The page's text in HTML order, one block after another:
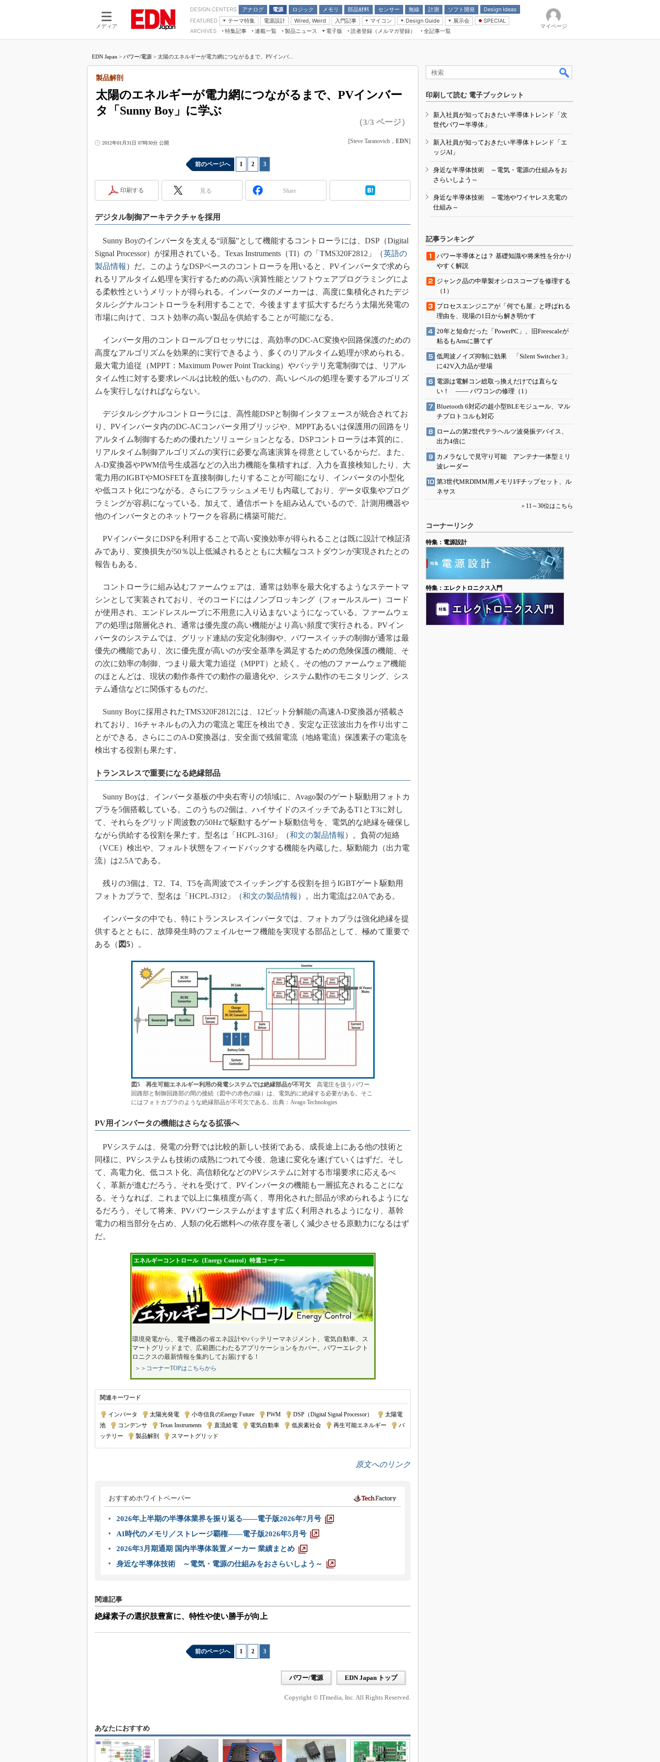
メディア
DESIGN CENTERS アナログ
電源
モーター
ロジック
LSI
メモリ
部品材料
受動部品
センサー 無線 計測 ソフト開発
Design Ideas
アナログ機能回路
計測とテスト
Wired, Weird
FEATURED
テーマ特集
エレクトロニクス入門
5G（EE Times Japan）
製品解剖（EE Times Japan）
電源設計 Wired, Weird
入門記事
モーター入門
マイコン
マイコン講座
Design Guide
計測機器
展示会
CEATEC
組込み/エッジコンピューティング展
人とくるま展
SPECIAL
Microchip情報
ARCHIVES 特集記事
連載一覧
マイクロプロセッサ懐古録
たった2つの式で始めるDC/DCコン
バーターの設計
DC-DCコンバーター活用講座
Q&Aで学ぶマイコン講座
高速シリアル伝送技術講座
記録計／データロガーの基礎知識
ズ編
座
Bluetooth mesh入門
「SPICEの仕組みとその活用設計」
最新記事一覧
計測器メーカーから見た5G
USB Type-Cの登場で評価試験はど
う変わる？
編】
IoT時代の無線規格を知る【Z-Wave
製品ニュース
電子版
電子ブックレット
読者登録（メルマガ登録） 全記事一覧
マイページ
EDN Japan > パワー/電源 > 太陽のエネルギーが電力網につながるまで、PVインバ...
太陽のエネルギーが電力網につながるまで、PVインバー
タ「Sunny Boy」に学ぶ
製品解剖
（3/3 ページ）
2012年01月31日 07時30分 公開 [Steve Taranovich， EDN]
前のページへ 1 2 3
印刷する 見る Share
デジタル制御アーキテクチャを採用
Sunny Boyのインバータを支える“頭脳”として機能するコントローラには、DSP（Digital
Signal Processor）が採用されている。Texas Instruments（TI）の「TMS320F2812」（英語の
製品情報 ）だ。このようなDSPベースのコントローラを用いると、PVインバータで求めら
れるリアルタイム処理を実行するための高い演算性能とソフトウェアプログラミングによ
る柔軟性というメリットが得られる。インバータのメーカーは、高度に集積化されたデジ
タルシグナルコントローラを利用することで、今後ますます拡大するだろう太陽光発電の
市場に向けて、コスト効率の高い製品を供給することが可能になる。
インバータ用のコントロールプロセッサには、高効率のDC-AC変換や回路保護のための
高度なアルゴリズムを効果的に実行できるよう、多くのリアルタイム処理が求められる。
最大電力追従（MPPT：Maximum Power Point Tracking）やバッテリ充電制御では、リアル
タイム性に対する要求レベルは比較的低いものの、高いレベルの処理を要するアルゴリズ
ムを実行しなければならない。
デジタルシグナルコントローラには、高性能DSPと制御インタフェースが統合されてお
り、PVインバータ内のDC-ACコンバータ用ブリッジや、MPPTあるいは保護用の回路をリ
アルタイム制御するための優れたソリューションとなる。DSPコントローラは本質的に、
リアルタイム制御アルゴリズムの実行に必要な高速演算を得意としているからだ。また、
A-D変換器やPWM信号生成器などの入出力機能を集積すれば、入力を直接検知したり、大
電力用のIGBTやMOSFETを直接制御したりすることが可能になり、インバータの小型化
や低コスト化につながる。さらにフラッシュメモリも内蔵しており、データ収集やプログ
ラミングが容易になっている。加えて、通信ポートを組み込んでいるので、計測用機器や
他のインバータとのネットワークを容易に構築可能だ。
PVインバータにDSPを利用することで高い変換効率が得られることは既に設計で検証済
みであり、変換損失が50％以上低減されるとともに大幅なコストダウンが実現されたとの
報告もある。
コントローラに組み込むファームウェアは、通常は効率を最大化するようなステートマ
シンとして実装されており、そのコードにはノンブロッキング（フォールスルー）コード
が使用され、エンドレスループに不用意に入り込まないようになっている。ファームウェ
アの処理は階層化され、通常は優先度の高い機能がより高い頻度で実行される。PVイン
バータのシステムでは、グリッド連結の安定化制御や、パワースイッチの制御が通常は最
優先の機能であり、次に優先度が高いのが安全基準を満足するための危険保護の機能、そ
の次に効率の制御、つまり最大電力追従（MPPT）と続く。その他のファームウェア機能
のほとんどは、現状の動作条件での動作の最適化や、システム動作のモニタリング、シス
テム通信などに関係するものだ。
Sunny Boyに採用されたTMS320F2812には、12ビット分解能の高速A-D変換器が搭載さ
れており、16チャネルもの入力の電流と電圧を検出でき、安定な正弦波出力を作り出すこ
とができる。さらにこのA-D変換器は、安全面で残留電流（地絡電流）保護素子の電流を
検出する役割も果たす。
トランスレスで重要になる絶縁部品
Sunny Boyは、インバータ基板の中央右寄りの領域に、Avago製のゲート駆動用フォトカ
プラを5個搭載している。このうちの2個は、ハイサイドのスイッチであるT1とT3に対し
て、それらをグリッド周波数の50Hzで駆動するゲート駆動信号を、電気的な絶縁を確保し
ながら供給する役割を果たす。型名は「HCPL-316J」（和文の製品情報 ）。負荷の短絡
（VCE）検出や、フォルト状態をフィードバックする機能を内蔵した。駆動能力（出力電
流）は2.5Aである。
残りの3個は、T2、T4、T5を高周波でスイッチングする役割を担うIGBTゲート駆動用
フォトカプラで、型名は「HCPL-J312」（和文の製品情報 ）。出力電流は2.0Aである。
インバータの中でも、特にトランスレスインバータでは、フォトカプラは強化絶縁を提
供するとともに、故障発生時のフェイルセーフ機能を実現する部品として、極めて重要で
ある（ 図5）。
図5 再生可能エネルギー利用の発電システムでは絶縁部品が不可欠 高電圧を扱うパワー
回路部と制御回路部の間の接続（図中の赤色の線）は、電気的に絶縁する必要がある。そこ
にはフォトカプラのような絶縁部品が不可欠である。出典：Avago Technologies
PV用インバータの機能はさらなる拡張へ
PVシステムは、発電の分野では比較的新しい技術である。成長途上にある他の技術と
同様に、PVシステムも技術の成熟につれて今後、急速に変化を遂げていくはずだ。そし
て、高電力化、低コスト化、高信頼化などのPVシステムに対する市場要求に応えるべ
く、革新が進むだろう。それを受けて、PVインバータの機能も一層拡充されることにな
る。そうなれば、これまで以上に集積度が高く、専用化された部品が求められるようにな
るだろう。そして将来、PVパワーシステムがますます広く利用されるようになり、基幹
電力の相当部分を占め、人類の化石燃料への依存度を著しく減少させる原動力になるはず
だ。
エネルギーコントロール（Energy Control）特選コーナー
環境発電から、電子機器の省エネ設計やバッテリーマネジメント、電気自動車、ス
マートグリッドまで、広範囲にわたるアプリケーションをカバー。パワーエレクト
ロニクスの最新情報を集約してお届けする！
＞＞コーナーTOPはこちらから
関連キーワード
インバータ 太陽光発電 小寺信良のEnergy Future PWM DSP（Digital Signal Processor）
太陽電
池
コンデンサ Texas Instruments 直流給電 電気自動車 低炭素社会 再生可能エネルギー
バ
ッテリー
製品解剖 スマートグリッド
原文へのリンク
おすすめホワイトペーパー
2026年上半期の半導体業界を振り返る――電子版2026年7月号
AI時代のメモリ／ストレージ覇権――電子版2026年5月号
2026年3月期通期 国内半導体装置メーカー 業績まとめ
身近な半導体技術 ～電気・電源の仕組みをおさらいしよう～
関連記事
絶縁素子の選択肢豊富に、特性や使い勝手が向上
前のページへ 1 2 3
パワー/電源 EDN Japan トップ
Copyright © ITmedia, Inc. All Rights Reserved.
あなたにおすすめ
印刷して読む 電子ブックレット
新入社員が知っておきたい半導体トレンド「次
世代パワー半導体」
新入社員が知っておきたい半導体トレンド「エ
ッジAI」
身近な半導体技術 ～電気・電源の仕組みをお
さらいしよう～
身近な半導体技術 ～電池やワイヤレス充電の
仕組み～
記事ランキング
パワー半導体とは？ 基礎知識や将来性を分かり
やすく解説
ジャンク品の中華製オシロスコープを修理する
（1）
プロセスエンジニアが「何でも屋」と呼ばれる
理由を、現場の1日から解き明かす
20年と短命だった「PowerPC」、旧Freescaleが
粘るもArmに勝てず
低周波ノイズ抑制に効果 「Silent Switcher 3」
に42V入力品が登場
電源は電解コン総取っ換えだけでは直らな
い！ ―― パワコンの修理（1）
Bluetooth 6対応の超小型BLEモジュール、マル
チプロトコルも対応
ロームの第2世代テラヘルツ波発振デバイス、
出力4倍に
カメラなしで見守り可能 アンテナ一体型ミリ
波レーダー
第3世代MRDIMM用メモリI/Fチップセット、ル
ネサス
» 11～30位はこちら
コーナーリンク
特集：電源設計
特集：エレクトロニクス入門